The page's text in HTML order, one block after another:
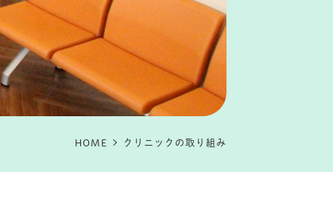
HOME クリニックの取り組み